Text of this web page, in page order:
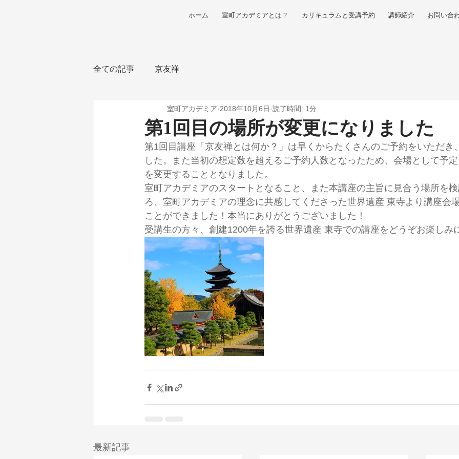
ホーム 室町アカデミアとは？ カリキュラムと受講予約 講師紹介 お問い合
全ての記事 京友禅
第1回目の場所が変更になりました
室町アカデミア 2018年10月6日 読了時間: 1分
第1回目講座「京友禅とは何か？」は早くからたくさんのご予約をいただき
した。また当初の想定数を超えるご予約人数となったため、会場として予
を変更することとなりました。
室町アカデミアのスタートとなること、また本講座の主旨に見合う場所を
ろ、室町アカデミアの理念に共感してくださった世界遺産 東寺より講座会
ことができました！本当にありがとうございました！
受講生の方々、創建1200年を誇る世界遺産 東寺での講座をどうぞお楽しみ
最新記事